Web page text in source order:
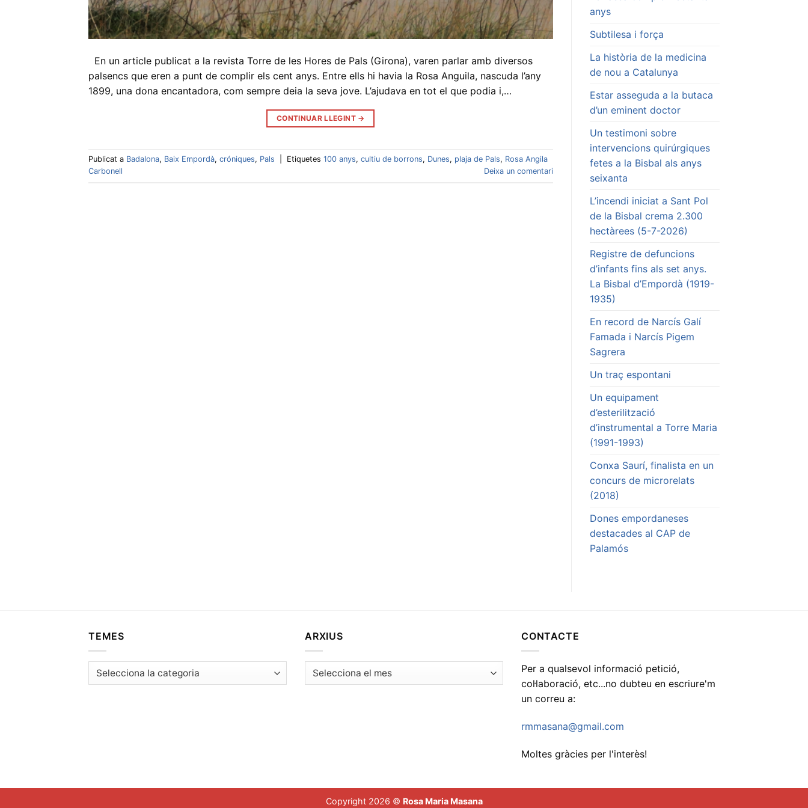
En un article publicat a la revista Torre de les Hores de Pals (Girona), varen parlar amb diversos
palsencs que eren a punt de complir els cent anys. Entre ells hi havia la Rosa Anguila, nascuda l’any
1899, una dona encantadora, com sempre deia la seva jove. L’ajudava en tot el que podia i,…
CONTINUAR LLEGINT →
Publicat a Badalona, Baix Empordà, cróniques, Pals Etiquetes 100 anys, cultiu de borrons, Dunes, plaja de Pals, Rosa Angila
Carbonell
Deixa un comentari
anys
Subtilesa i força
La història de la medicina
de nou a Catalunya
Estar asseguda a la butaca
d’un eminent doctor
Un testimoni sobre
intervencions quirúrgiques
fetes a la Bisbal als anys
seixanta
L’incendi iniciat a Sant Pol
de la Bisbal crema 2.300
hectàrees (5-7-2026)
Registre de defuncions
d’infants fins als set anys.
La Bisbal d’Empordà (1919-
1935)
En record de Narcís Galí
Famada i Narcís Pigem
Sagrera
Un traç espontani
Un equipament
d’esterilització
d’instrumental a Torre Maria
(1991-1993)
Conxa Saurí, finalista en un
concurs de microrelats
(2018)
Dones empordaneses
destacades al CAP de
Palamós
TEMES
Temes
ARXIUS
Arxius
CONTACTE
Per a qualsevol informació petició,
col·laboració, etc...no dubteu en escriure'm
un correu a:
rmmasana@gmail.com
Moltes gràcies per l'interès!
Copyright 2026 © Rosa Maria Masana